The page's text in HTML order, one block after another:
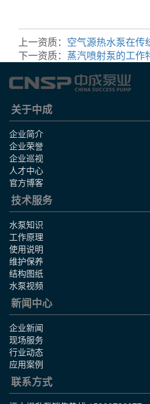
上一资质： 空气源热水泵在传
下一资质： 蒸汽喷射泵的工作
关于中成
企业简介
企业荣誉
企业巡视
人才中心
官方博客
技术服务
水泵知识
工作原理
使用说明
维护保养
结构图纸
水泵视频
新闻中心
企业新闻
现场服务
行业动态
应用案例
联系方式